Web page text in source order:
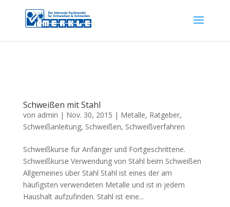
Schweißen mit Stahl
von admin | Nov. 30, 2015 | Metalle, Ratgeber,
Schweißanleitung, Schweißen, Schweißverfahren
Schweißkurse für Anfänger und Fortgeschrittene.
Schweißkurse Verwendung von Stahl beim Schweißen
Allgemeines über Stahl Stahl ist eines der am
häufigsten verwendeten Metalle und ist in jedem
Haushalt aufzufinden. Stahl ist eine...